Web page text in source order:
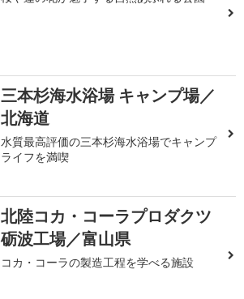
三本杉海水浴場 キャンプ場／
北海道
水質最高評価の三本杉海水浴場でキャンプ
ライフを満喫
北陸コカ・コーラプロダクツ
砺波工場／富山県
コカ・コーラの製造工程を学べる施設